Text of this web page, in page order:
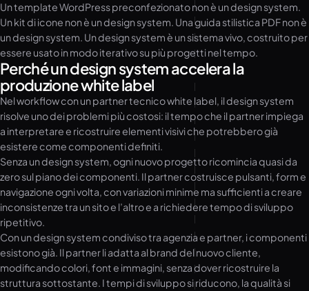
Un template WordPress preconfezionato non è un design system.
Un kit di icone non è un design system. Una guida stilistica PDF non è
un design system. Un design system è un sistema vivo, costruito per
essere usato in modo iterativo su più progetti nel tempo.
Perché un design system accelera la
produzione white label
Nel workflow con un partner tecnico white label, il design system
risolve uno dei problemi più costosi: il tempo che il partner impiega
a interpretare e ricostruire elementi visivi che potrebbero già
esistere come componenti definiti.
Senza un design system, ogni nuovo progetto ricomincia quasi da
zero sul piano dei componenti. Il partner costruisce pulsanti, form e
navigazione ogni volta, con variazioni minime ma sufficienti a creare
inconsistenze tra un sito e l’altro e a richiedere tempo di sviluppo
ripetitivo.
Con un design system condiviso tra agenzia e partner, i componenti
esistono già. Il partner li adatta al brand del nuovo cliente,
modificando colori, font e immagini, senza dover ricostruire la
struttura sottostante. I tempi di sviluppo si riducono, la qualità si